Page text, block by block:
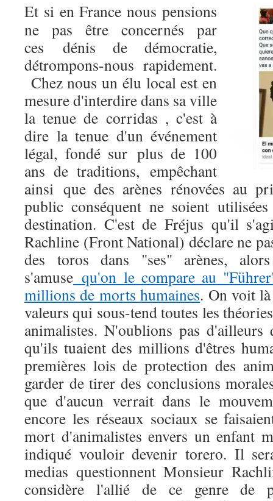
Et si en France nous pensions
ne pas être concernés par
ces dénis de démocratie,
détrompons-nous rapidement.
Chez nous un élu local est en
mesure d'interdire dans sa ville
la tenue de corridas , c'est à
dire la tenue d'un événement
légal, fondé sur plus de 100
ans de traditions, empêchant
ainsi que des arènes rénovées au
public conséquent ne soient
destination. C'est de Fréjus qu'il
Rachline (Front National) déclare ne
des toros dans "ses" arènes,
s'amuse qu'on le compare au
millions de morts humaines. On voit
valeurs qui sous-tend toutes les
animalistes. N'oublions pas d'ailleurs
qu'ils tuaient des millions d'êtres
premières lois de protection des
garder de tirer des conclusions
que d'aucun verrait dans le
encore les réseaux sociaux se
mort d'animalistes envers un enfant
indiqué vouloir devenir torero. Il
medias questionnent Monsieur
considère l'allié de ce genre de